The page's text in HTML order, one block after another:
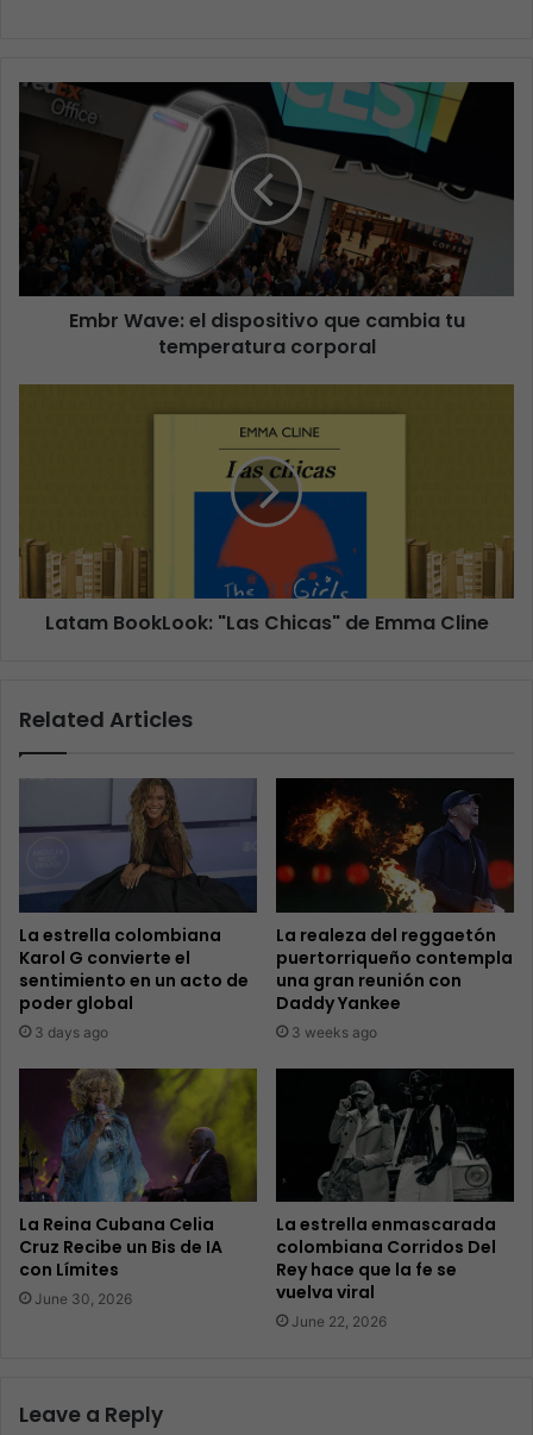
Embr Wave: el dispositivo que cambia tu
temperatura corporal
Latam BookLook: "Las Chicas" de Emma Cline
Related Articles
La estrella colombiana
Karol G convierte el
sentimiento en un acto de
poder global
3 days ago
La realeza del reggaetón
puertorriqueño contempla
una gran reunión con
Daddy Yankee
3 weeks ago
La Reina Cubana Celia
Cruz Recibe un Bis de IA
con Límites
June 30, 2026
La estrella enmascarada
colombiana Corridos Del
Rey hace que la fe se
vuelva viral
June 22, 2026
Leave a Reply